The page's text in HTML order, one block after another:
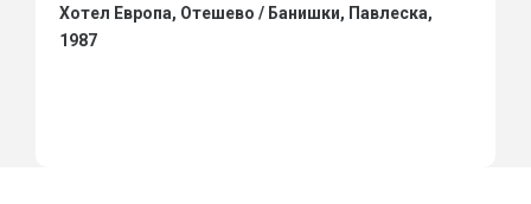
Хотел Европа, Отешево / Банишки, Павлеска,
1987